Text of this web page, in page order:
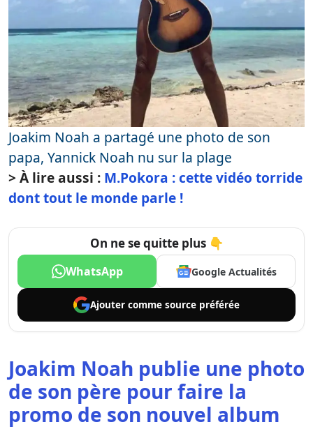
Joakim Noah a partagé une photo de son
papa, Yannick Noah nu sur la plage
> À lire aussi : M.Pokora : cette vidéo torride
dont tout le monde parle !
On ne se quitte plus 👇
WhatsApp Google Actualités
Ajouter comme source préférée
Joakim Noah publie une photo
de son père pour faire la
promo de son nouvel album